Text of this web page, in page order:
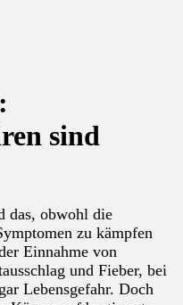
sind
das, obwohl die
zu kämpfen
Einnahme von
und Fieber, bei
Lebensgefahr. Doch